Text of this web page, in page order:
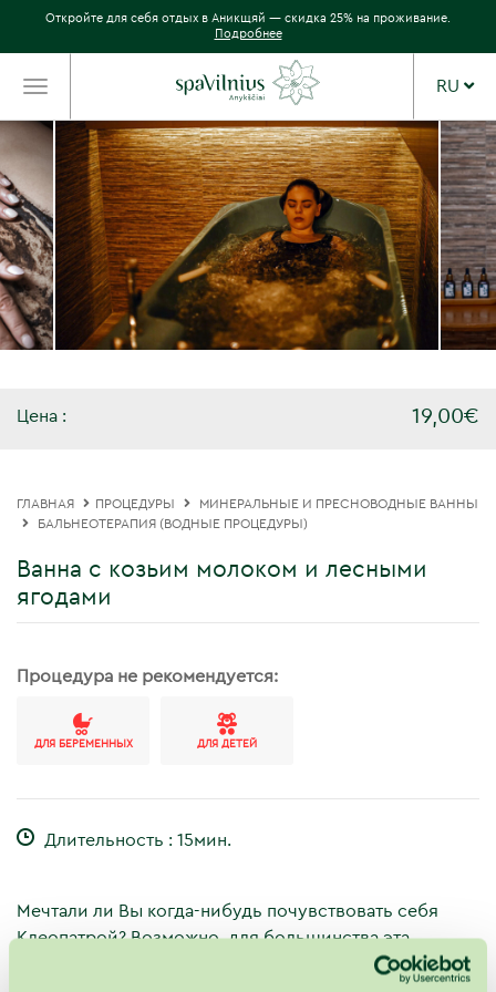
Откройте для себя отдых в Аникщяй — скидка 25% на проживание.
Подробнее
TOGGLE
NAVIGATION
RU
Цена : 19,00€
ГЛАВНАЯ ПРОЦЕДУРЫ
МИНЕРАЛЬНЫЕ И ПРЕСНОВОДНЫЕ ВАННЫ
БАЛЬНЕОТЕРАПИЯ (ВОДНЫЕ ПРОЦЕДУРЫ)
Ванна с козьим молоком и лесными
ягодами
Процедура не рекомендуется:
ДЛЯ БЕРЕМЕННЫХ ДЛЯ ДЕТЕЙ
Длительность : 15мин.
Мечтали ли Вы когда-нибудь почувствовать себя
Клеопатрой? Возможно, для большинства эта